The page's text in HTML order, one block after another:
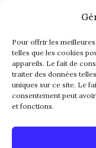
Pour offrir les
telles que les cookies
appareils. Le fait de
traiter des données
uniques sur ce site. Le
consentement peut
et fonctions.